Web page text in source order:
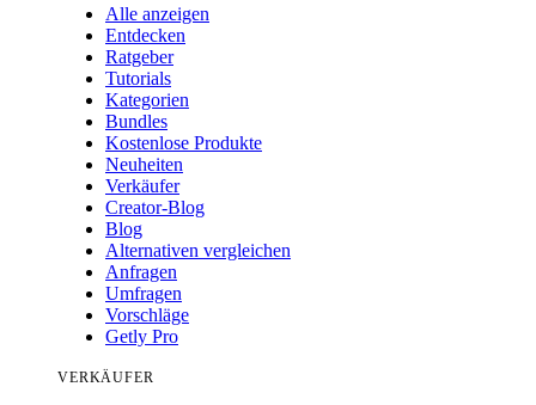
Alle anzeigen
Entdecken
Ratgeber
Tutorials
Kategorien
Bundles
Kostenlose Produkte
Neuheiten
Verkäufer
Creator-Blog
Blog
Alternativen vergleichen
Anfragen
Umfragen
Vorschläge
Getly Pro
VERKÄUFER